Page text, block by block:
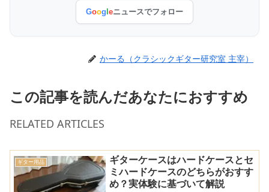
Goog eニュースでフォロー
かーる（クラシックギター研究室 主宰）
この記事を読んだあなたにおすすめ
RELATED ARTICLES
ギター用品
ギターケースはハードケースとセ
ミハードケースのどちらがおすす
め？実体験に基づいて解説